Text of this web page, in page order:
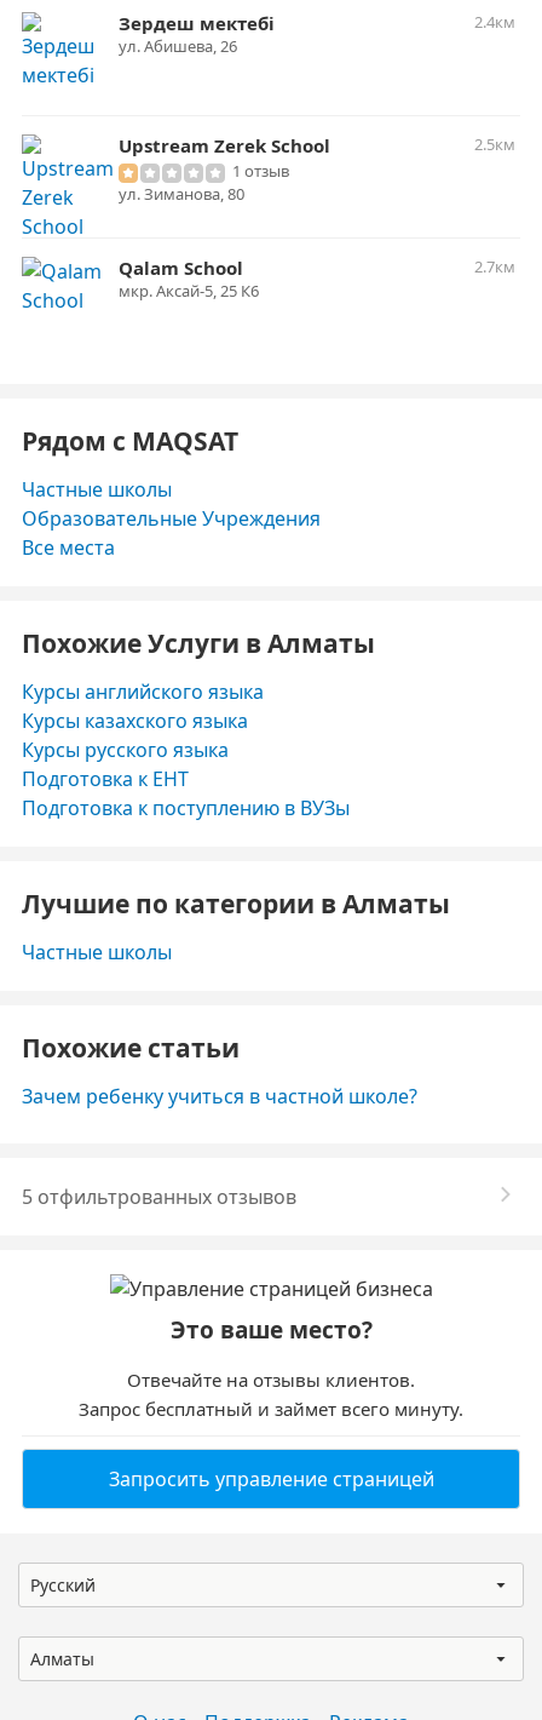
Зердеш мектебі
2.4км
ул. Абишева, 26
Upstream Zerek School
2.5км
1 отзыв
​ул. Зиманова, 80
Qalam School
2.7км
мкр. Аксай-5, 25 К6
Рядом с MAQSAT
Частные школы
Образовательные Учреждения
Все места
Похожие Услуги в Алматы
Курсы английского языка
Курсы казахского языка
Курсы русского языка
Подготовка к ЕНТ
Подготовка к поступлению в ВУЗы
Лучшие по категории в Алматы
Частные школы
Похожие статьи
Зачем ребенку учиться в частной школе?
5 отфильтрованных отзывов
Это ваше место?
Отвечайте на отзывы клиентов.
Запрос бесплатный и займет всего минуту.
Запросить управление страницей
Русский
Алматы